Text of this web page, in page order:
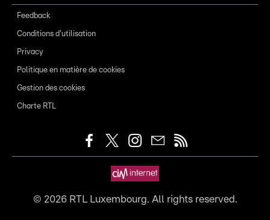
Feedback
Conditions d'utilisation
Privacy
Politique en matière de cookies
Gestion des cookies
Charte RTL
© 2026RTL Luxembourg. All rights reserved.